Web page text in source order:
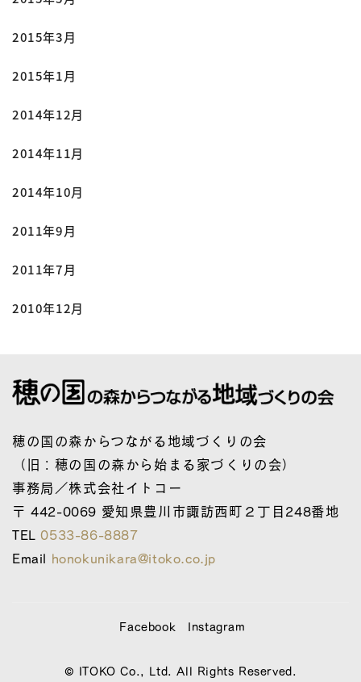
2015年3月
2015年1月
2014年12月
2014年11月
2014年10月
2011年9月
2011年7月
2010年12月
穂の国の森からつながる地域づくりの会
（旧：穂の国の森から始まる家づくりの会）
事務局／株式会社イトコー
〒 442-0069 愛知県豊川市諏訪西町２丁目248番地
TEL0533-86-8887
Email honokunikara@itoko.co.jp
Facebook Instagram
© ITOKO Co., Ltd. All Rights Reserved.